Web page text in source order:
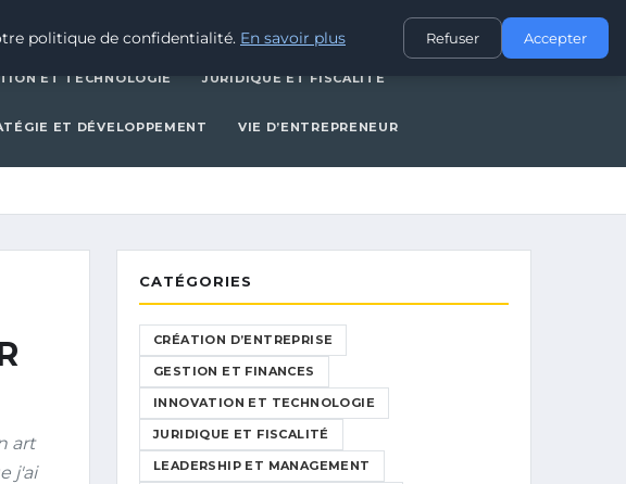
JURIDIQUE ET FISCALITÉ
ET TECHNOLOGIE JURIDIQUE ET FISCALITÉ
ET DÉVELOPPEMENT VIE D’ENTREPRENEUR
art
j'ai
CATÉGORIES
CRÉATION D’ENTREPRISE
GESTION ET FINANCES
INNOVATION ET TECHNOLOGIE
JURIDIQUE ET FISCALITÉ
LEADERSHIP ET MANAGEMENT
politique de confidentialité. En savoir plus Refuser Accepter